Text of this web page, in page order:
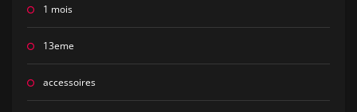
1 mois
13eme
accessoires